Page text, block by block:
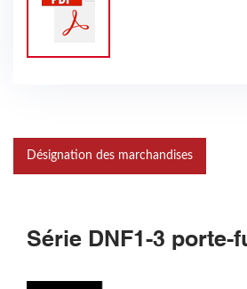
Désignation des marchandises
Série DNF1-3 porte-